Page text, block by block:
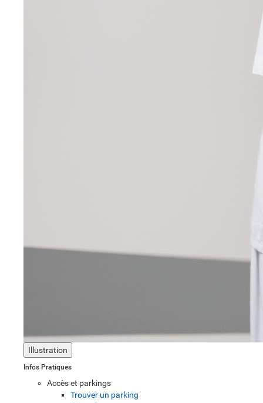
Illustration
Infos Pratiques
Accès et parkings
Trouver un parking